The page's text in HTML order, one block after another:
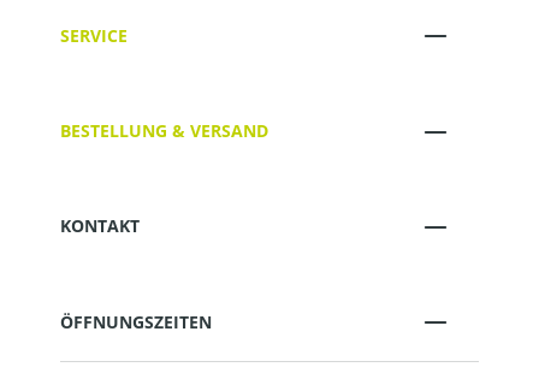
SERVICE
BESTELLUNG & VERSAND
KONTAKT
ÖFFNUNGSZEITEN